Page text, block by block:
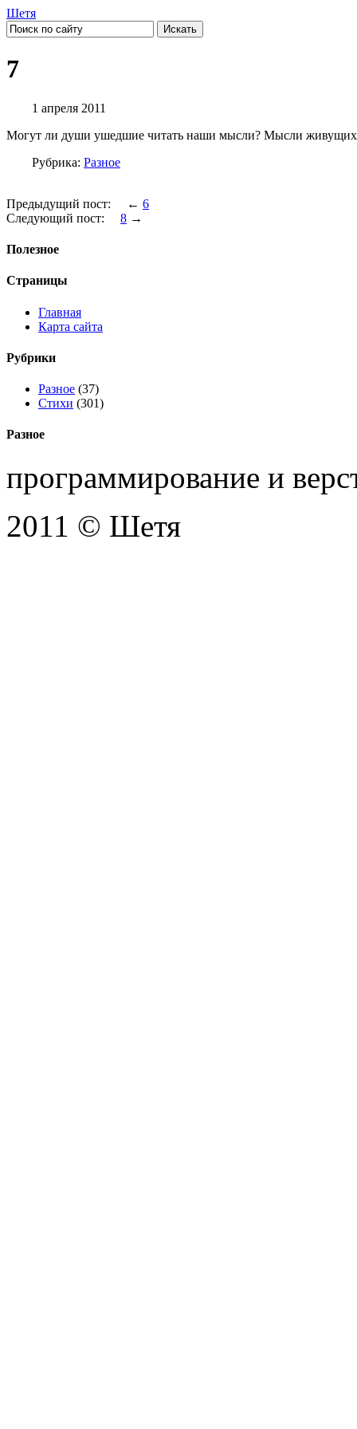
Шетя
7
1 апреля 2011
Могут ли души ушедшие читать наши мысли? Мысли
Рубрика: Разное
Предыдущий пост: ← 6
Следующий пост: 8 →
Полезное
Страницы
Главная
Карта сайта
Рубрики
Разное (37)
Стихи (301)
Разное
программирование и
2011 © Шетя